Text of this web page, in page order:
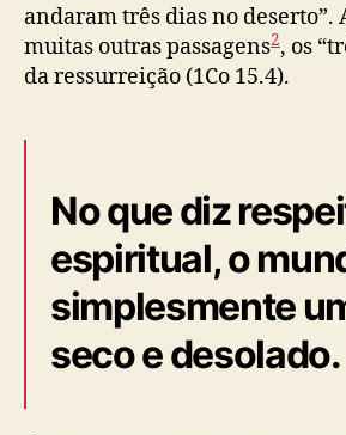
andaram três dias no deserto”.
muitas outras passagens2, os
da ressurreição (1Co 15.4).
No que diz
espiritual, o
simplesmente
seco e desolado.